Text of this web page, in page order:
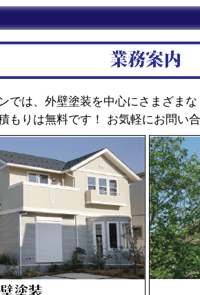
では、外壁塗装を中心にさまざま
もりは無料です！ お気軽にお問い